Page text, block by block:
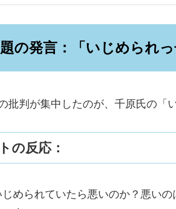
の発言：「いじめられ
批判が集中したのが、千原氏の「
の反応：
じめられていたら悪いのか？悪い